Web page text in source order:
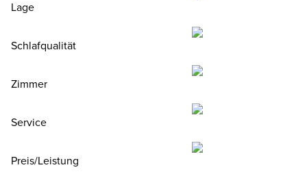
Lage
Schlafqualität
Zimmer
Service
Preis/Leistung